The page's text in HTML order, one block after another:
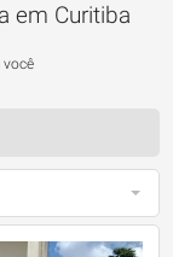
em Curitiba
você